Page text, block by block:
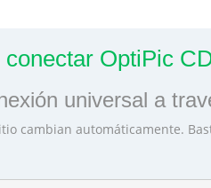
conectar OptiPic
universal a
cambian automáticamente.